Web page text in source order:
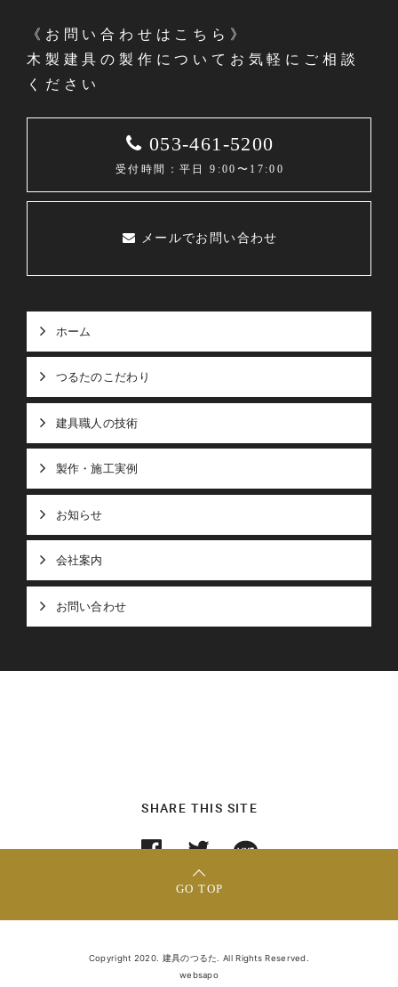
《お問い合わせはこちら》
木製建具の製作についてお気軽にご相談
ください
053-461-5200
受付時間：平日 9:00〜17:00
メールでお問い合わせ
ホーム
つるたのこだわり
建具職人の技術
製作・施工実例
お知らせ
会社案内
お問い合わせ
GO TOP
SHARE THIS SITE
Copyright 2020. 建具のつるた. All Rights Reserved.
websapo